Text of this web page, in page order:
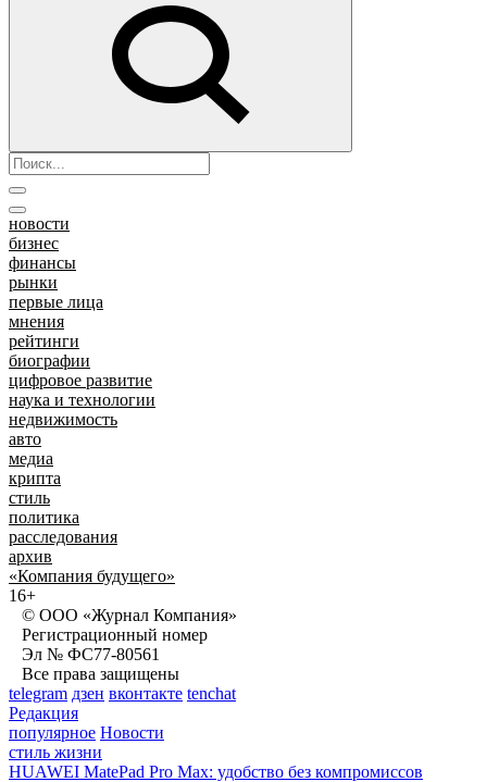
новости
бизнес
финансы
рынки
первые лица
мнения
рейтинги
биографии
цифровое развитие
наука и технологии
недвижимость
авто
медиа
крипта
стиль
политика
расследования
архив
«Компания будущего»
16+
© ООО «Журнал Компания»
Регистрационный номер
Эл № ФС77-80561
Все права защищены
telegram дзен вконтакте tenchat
Редакция
популярное Новости
стиль жизни
HUAWEI MatePad Pro Max: удобство без компромиссов